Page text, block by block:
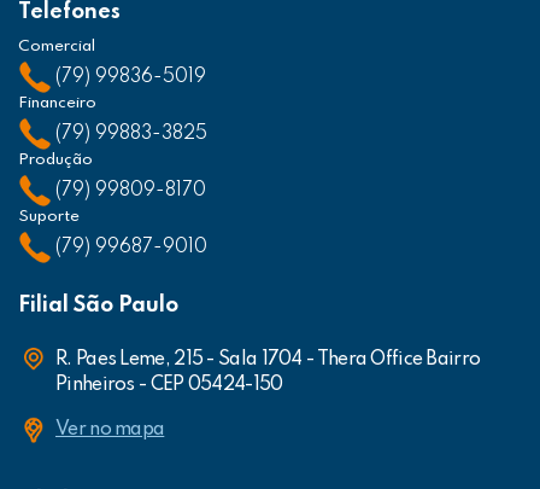
Telefones
Comercial
(79) 99836-5019
Financeiro
(79) 99883-3825
Produção
(79) 99809-8170
Suporte
(79) 99687-9010
Filial São Paulo
R. Paes Leme, 215 - Sala 1704 - Thera Office Bairro
Pinheiros - CEP 05424-150
Ver no mapa